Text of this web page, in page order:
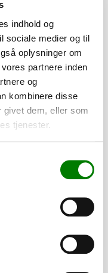
indhold og
sociale medier og til
oplysninger om
partnere inden
og
kombinere disse
givet dem, eller som
tjenester.